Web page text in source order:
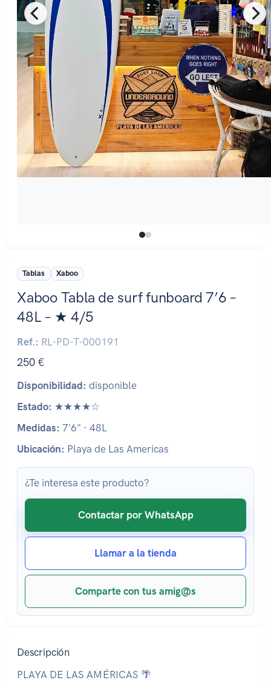
Tablas Xaboo
Xaboo Tabla de surf funboard 7’6 –
48L – ★ 4/5
Ref.: RL-PD-T-000191
250 €
Disponibilidad: disponible
Estado: ★★★★☆
Medidas: 7'6" · 48L
Ubicación: Playa de Las Americas
¿Te interesa este producto?
Contactar por WhatsApp
Llamar a la tienda
Comparte con tus amig@s
Descripción
PLAYA DE LAS AMÉRICAS 🌴